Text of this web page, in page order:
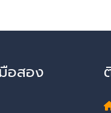
อสอง